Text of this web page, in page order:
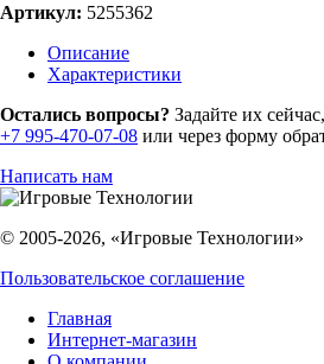
Артикул: 5255362
Описание
Характеристики
Остались вопросы? Задайте их
+7 995-470-07-08 или через форму
Написать нам
© 2005-2026, «Игровые Технологии»
Пользовательское соглашение
Главная
Интернет-магазин